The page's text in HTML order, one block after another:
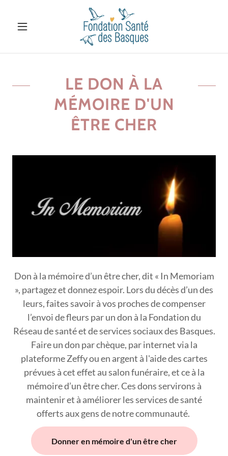
LE DON À LA
MÉMOIRE D'UN
ÊTRE CHER
Don à la mémoire d’un être cher, dit « In Memoriam
», partagez et donnez espoir. Lors du décès d’un des
leurs, faites savoir à vos proches de compenser
l’envoi de fleurs par un don à la Fondation du
Réseau de santé et de services sociaux des Basques.
Faire un don par chèque, par internet via la
plateforme Zeffy ou en argent à l'aide des cartes
prévues à cet effet au salon funéraire, et ce à la
mémoire d’un être cher. Ces dons servirons à
maintenir et à améliorer les services de santé
offerts aux gens de notre communauté.
Donner en mémoire d'un être cher